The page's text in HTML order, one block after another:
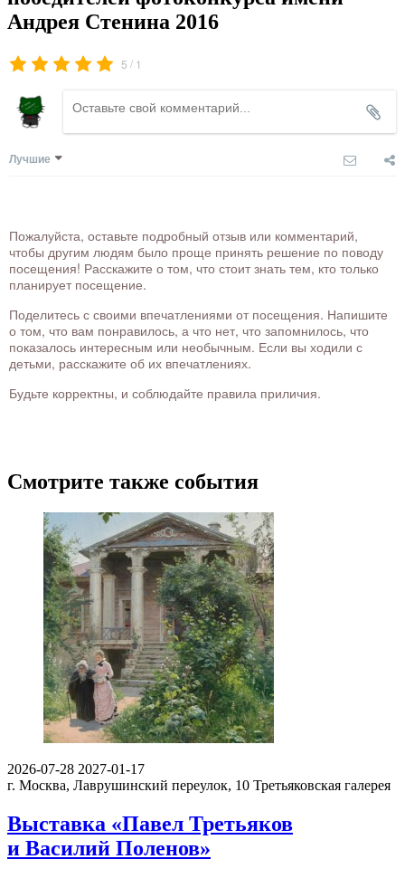
Андрея Стенина 2016
5 / 1
Лучшие
Пожалуйста, оставьте подробный отзыв или комментарий,
чтобы другим людям было проще принять решение по поводу
посещения! Расскажите о том, что стоит знать тем, кто только
планирует посещение.
Поделитесь с своими впечатлениями от посещения. Напишите
о том, что вам понравилось, а что нет, что запомнилось, что
показалось интересным или необычным. Если вы ходили с
детьми, расскажите об их впечатлениях.
Будьте корректны, и соблюдайте правила приличия.
Смотрите также события
2026-07-28 2027-01-17
г. Москва, Лаврушинский переулок, 10 Третьяковская галерея
Выставка «Павел Третьяков
и Василий Поленов»